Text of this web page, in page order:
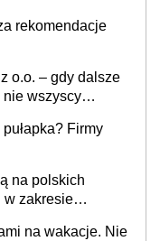
rekomendacje
o.o. – gdy dalsze
nie wszyscy
Firmy
na polskich
w zakresie
na wakacje. Nie